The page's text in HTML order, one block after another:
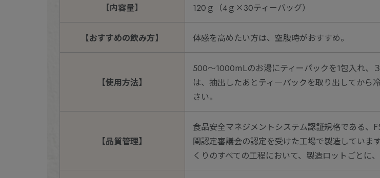
【内容量】 120ｇ（4ｇ×30ティーバッグ）
【おすすめの飲み方】 体感を高めたい方は、空腹時がおすすめ。
【使用方法】
500～1000mLのお湯にティーパックを1包入れ、
は、抽出したあとティ―パックを取り出してから
さい。
【品質管理】
食品安全マネジメントシステム認証規格である、
関認定審議会の認定を受けた工場で製造していま
くりのすべての工程において、製造ロットごとに